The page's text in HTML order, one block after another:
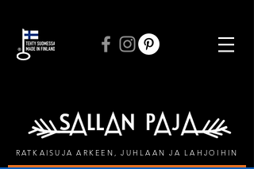
RATKAISUJA ARKEEN, JUHLAAN JA LAHJOIHIN